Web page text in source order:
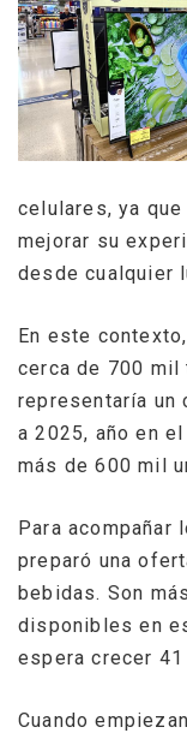
celulares, ya
mejorar su
desde cualquier
En este
cerca de 700
representaría
a 2025, año en
más de 600 mil
Para acompañar
preparó una
bebidas. Son
disponibles en
espera crecer
Cuando